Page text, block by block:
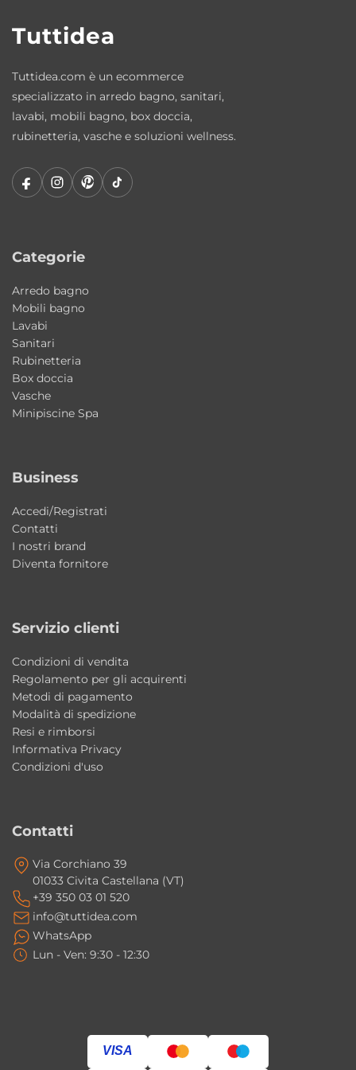
Questa soluzione garantisce una superficie
uniforme ed elegante, valorizzando
prodotto.
Materiali di qualità e comfort duraturo
materiale particolarmente apprezzato per le
sue elevate prestazioni tecniche ed
I principali vantaggi dell’acrilico sono:
• Superficie calda e piacevole al tatto
• Materiale non poroso e igienico
• Facile da pulire
• Ottimo isolamento termico
• Resistenza ai raggi UV
• Lunga durata nel tempo
L’acrilico contribuisce inoltre a mantenere
migliorando il comfort durante il bagno.
Finiture personalizzabili
per adattarsi a differenti progetti d’arredo.
Disponibili su richiesta:
• Piletta Bianco Lucido
• Piletta Nero Matt
• Finiture Bicolore Lucide
• Finiture Bicolore Matt
Bianco Lucido ed esterno personalizzabile in
Dotazioni incluse
• Sifone incluso
• Piletta Up-Down cromata
• Troppopieno integrato nella vasca
Tuttidea
Tuttidea.com è un ecommerce
specializzato in arredo bagno, sanitari,
lavabi, mobili bagno, box doccia,
rubinetteria, vasche e soluzioni wellness.
Categorie
Arredo bagno
Mobili bagno
Lavabi
Sanitari
Rubinetteria
Box doccia
Vasche
Minipiscine Spa
Business
Accedi/Registrati
Contatti
I nostri brand
Diventa fornitore
Servizio clienti
Condizioni di vendita
Regolamento per gli acquirenti
Metodi di pagamento
Modalità di spedizione
Resi e rimborsi
Informativa Privacy
Condizioni d'uso
Contatti
Via Corchiano 39
01033 Civita Castellana (VT)
+39 350 03 01 520
info@tuttidea.com
WhatsApp
Lun - Ven: 9:30 - 12:30
VISA